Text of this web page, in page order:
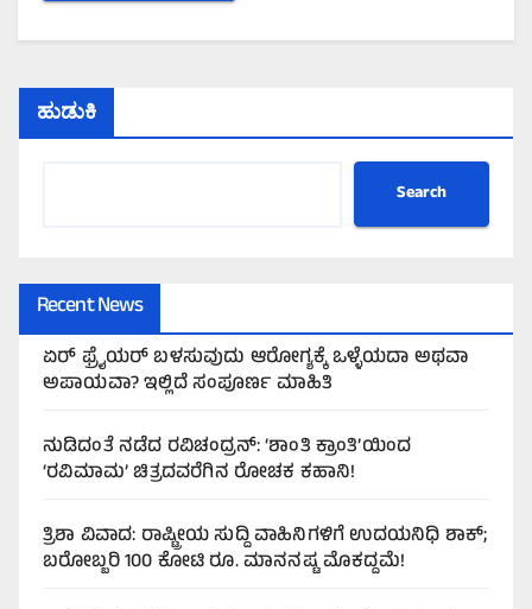
ಹುಡುಕಿ
Search
Recent News
ಏರ್‌ ಫ್ರೈಯರ್‌ ಬಳಸುವುದು ಆರೋಗ್ಯಕ್ಕೆ ಒಳ್ಳೆಯದಾ ಅಥವಾ
ಅಪಾಯವಾ? ಇಲ್ಲಿದೆ ಸಂಪೂರ್ಣ ಮಾಹಿತಿ
ನುಡಿದಂತೆ ನಡೆದ ರವಿಚಂದ್ರನ್: ‘ಶಾಂತಿ ಕ್ರಾಂತಿ’ಯಿಂದ
‘ರವಿಮಾಮ’ ಚಿತ್ರದವರೆಗಿನ ರೋಚಕ ಕಹಾನಿ!
ತ್ರಿಶಾ ವಿವಾದ: ರಾಷ್ಟ್ರೀಯ ಸುದ್ದಿ ವಾಹಿನಿಗಳಿಗೆ ಉದಯನಿಧಿ ಶಾಕ್;
ಬರೋಬ್ಬರಿ 100 ಕೋಟಿ ರೂ. ಮಾನನಷ್ಟ ಮೊಕದ್ದಮೆ!